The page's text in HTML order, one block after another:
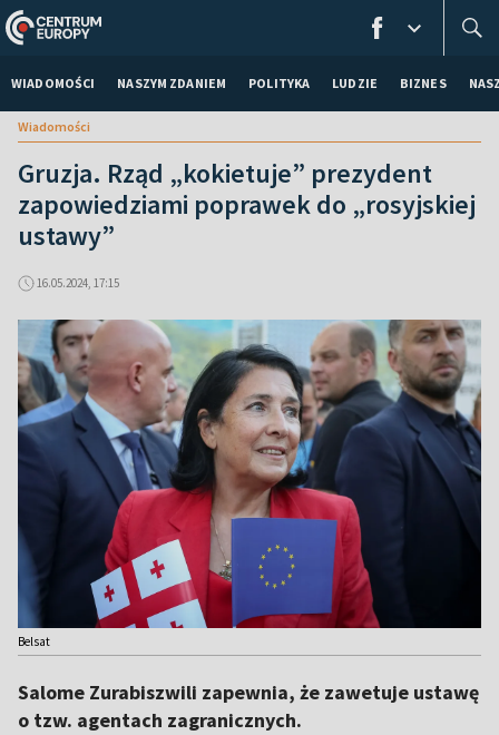
WIADOMOŚCI NASZYM ZDANIEM POLITYKA LUDZIE BIZNES
Wiadomości
Gruzja. Rząd „kokietuje” prezydent
zapowiedziami poprawek do „rosyjskiej
ustawy”
16.05.2024, 17:15
Belsat
Salome Zurabiszwili zapewnia, że zawetuje ustawę
o tzw. agentach zagranicznych.